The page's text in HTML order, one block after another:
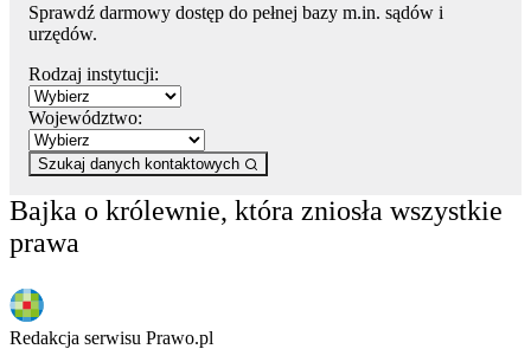
Sprawdź darmowy dostęp do pełnej bazy m.in. sądów i
urzędów.
Rodzaj instytucji:
Województwo:
Szukaj danych kontaktowych
Bajka o królewnie, która zniosła wszystkie
prawa
Redakcja serwisu Prawo.pl